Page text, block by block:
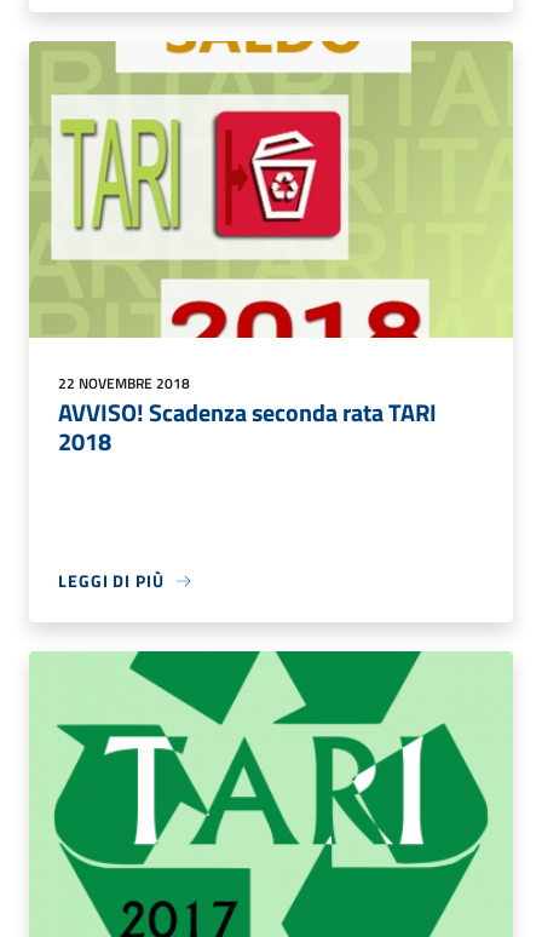
22 NOVEMBRE 2018
AVVISO! Scadenza seconda rata TARI
2018
LEGGI DI PIÙ